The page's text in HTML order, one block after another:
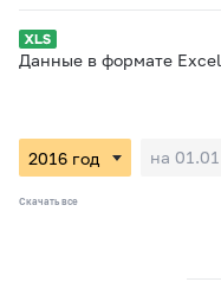
Данные в формате Excel
на 01.01
Скачать все